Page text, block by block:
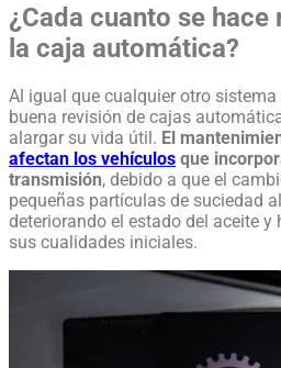
¿Cada cuanto se
la caja automática?
Al igual que cualquier otro
buena revisión de cajas
alargar su vida útil. El
afectan los vehículos que
transmisión, debido a que el
pequeñas partículas de suciedad
deteriorando el estado del aceite y
sus cualidades iniciales.